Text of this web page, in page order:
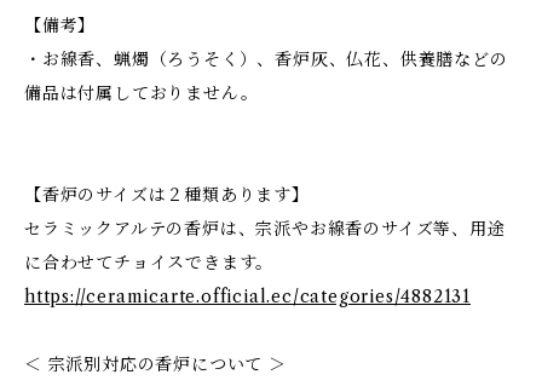
【備考】
・お線香、蝋燭（ろうそく）、香炉灰、仏花、供養膳などの
備品は付属しておりません。
【香炉のサイズは２種類あります】
セラミックアルテの香炉は、宗派やお線香のサイズ等、用途
に合わせてチョイスできます。
https://ceramicarte.official.ec/categories/4882131
＜ 宗派別対応の香炉について ＞